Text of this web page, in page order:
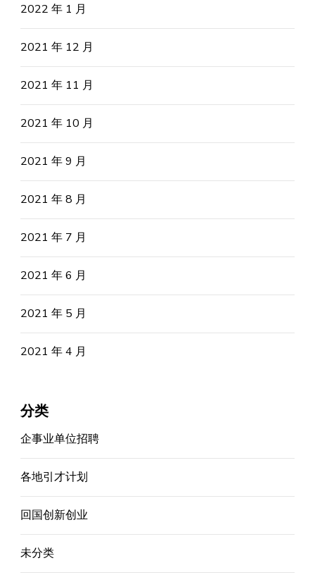
2022 年 1 月
2021 年 12 月
2021 年 11 月
2021 年 10 月
2021 年 9 月
2021 年 8 月
2021 年 7 月
2021 年 6 月
2021 年 5 月
2021 年 4 月
分类
企事业单位招聘
各地引才计划
回国创新创业
未分类